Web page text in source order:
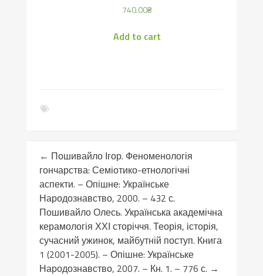
740.00₴
Add to cart
← Пошивайло Ігор. Феноменологія
гончарства: Семіотико-етнологічні
аспекти. – Опішне: Українське
Народознавство, 2000. – 432 с.
Пошивайло Олесь. Українська академічна
керамологія ХХІ сторіччя. Теорія, історія,
сучасний ужинок, майбутній поступ. Книга
1 (2001-2005). – Опішне: Українське
Народознавство, 2007. – Кн. 1. – 776 с. →